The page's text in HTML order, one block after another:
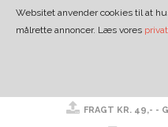
Websitet anvender cookies til at
målrette annoncer. Læs vores
FRAGT KR. 49,- -